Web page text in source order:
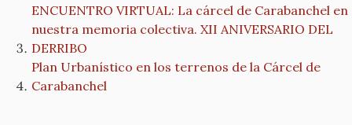
ENCUENTRO VIRTUAL: La cárcel de Carabanchel en
nuestra memoria colectiva. XII ANIVERSARIO DEL
DERRIBO
Plan Urbanístico en los terrenos de la Cárcel de
Carabanchel